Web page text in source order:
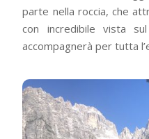
parte nella roccia, che
con incredibile vista
accompagnerà per tutta